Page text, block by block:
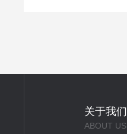
关于我们
ABOUT US